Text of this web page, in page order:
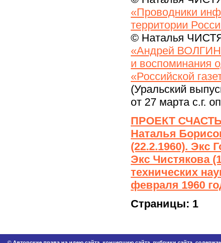
«Проводники
территории
© Наталья
«Андрей
и воспоминания
«Российской
(Уральский
от 27 марта с.г.
ПРОЕКТ
Наталья
(22.2.1960). Экс
Экс Чистякова
технических
февраля 1960
Страницы: 1